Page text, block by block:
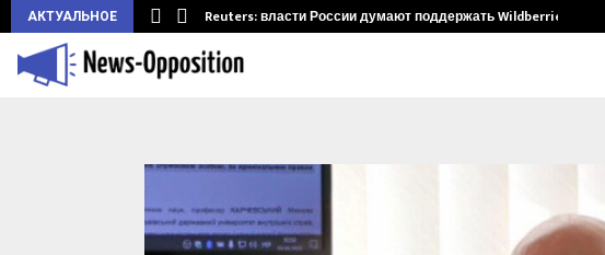
АКТУАЛЬНОЕ Reuters: власти России думают поддержать Wildberries и его…